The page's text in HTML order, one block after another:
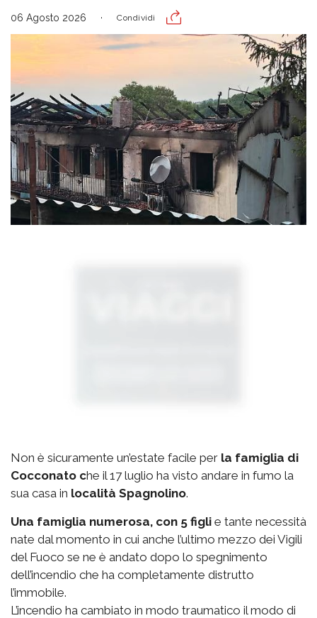
06 Agosto 2026 Condividi
Non è sicuramente un’estate facile per la famiglia di
Cocconato che il 17 luglio ha visto andare in fumo la
sua casa in località Spagnolino.
Una famiglia numerosa, con 5 figli e tante necessità
nate dal momento in cui anche l’ultimo mezzo dei Vigili
del Fuoco se ne è andato dopo lo spegnimento
dell’incendio che ha completamente distrutto
l’immobile.
L’incendio ha cambiato in modo traumatico il modo di